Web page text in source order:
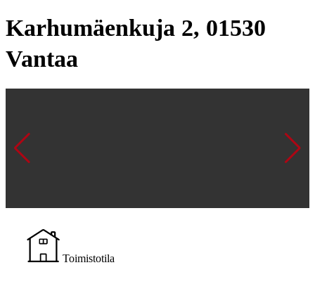
Karhumäenkuja 2, 01530
Vantaa
Toimistotila